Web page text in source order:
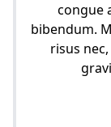
congue
bibendum.
risus